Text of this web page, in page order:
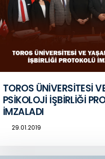
TOROS ÜNİVERSİTESİ
PSİKOLOJİ İŞBİRLİĞİ
İMZALADI
29.01.2019